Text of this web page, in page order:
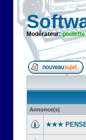
Modérateur:
Annonce(s)
★★★